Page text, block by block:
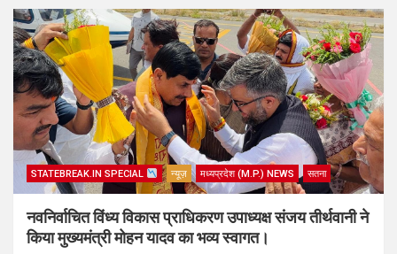
STATEBREAK.IN SPECIAL न्यूज़ मध्यप्रदेश (M.P.) NEWS सतना
नवनिर्वाचित विंध्य विकास प्राधिकरण उपाध्यक्ष संजय तीर्थवानी ने
किया मुख्यमंत्री मोहन यादव का भव्य स्वागत।